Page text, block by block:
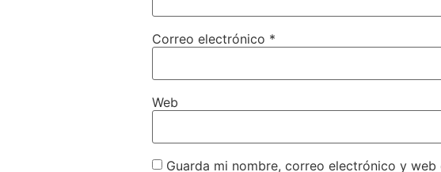
Correo electrónico *
Web
Guarda mi nombre, correo electrónico y